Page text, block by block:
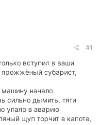
#1
вступил в ваши
прожжёный субарист,
машину начало
сильно дымить, тяги
упало в аварию
щуп торчит в капоте,